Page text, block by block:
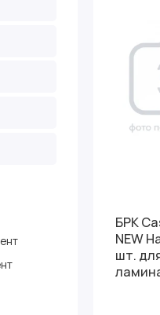
БРК
NEW
шт.